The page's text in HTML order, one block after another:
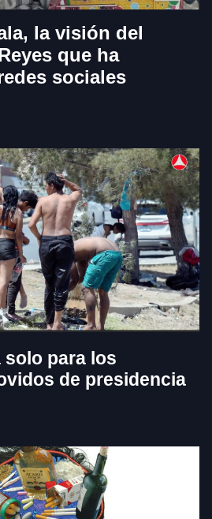
la visión del
que ha
sociales
solo para los
de presidencia